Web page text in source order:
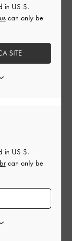
de um
comprar um
do que foi
não
nossos
de
mais
novos
in US $.
can only be
in US $.
can only be
SITE